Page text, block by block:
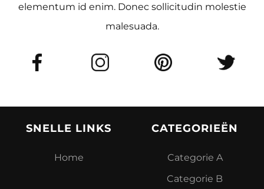
elementum id enim. Donec sollicitudin molestie
malesuada.
SNELLE LINKS
Home
CATEGORIEËN
Categorie A
Categorie B